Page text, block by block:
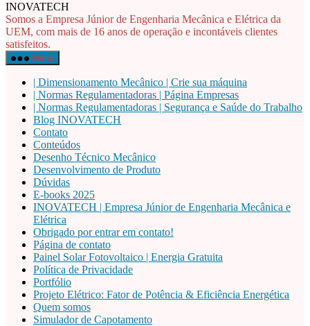
INOVATECH
Somos a Empresa Júnior de Engenharia Mecânica e Elétrica da
UEM, com mais de 16 anos de operação e incontáveis clientes
satisfeitos.
Menu
| Dimensionamento Mecânico | Crie sua máquina
| Normas Regulamentadoras | Página Empresas
| Normas Regulamentadoras | Segurança e Saúde do Trabalho
Blog INOVATECH
Contato
Conteúdos
Desenho Técnico Mecânico
Desenvolvimento de Produto
Dúvidas
E-books 2025
INOVATECH | Empresa Júnior de Engenharia Mecânica e
Elétrica
Obrigado por entrar em contato!
Página de contato
Painel Solar Fotovoltaico | Energia Gratuita
Política de Privacidade
Portfólio
Projeto Elétrico: Fator de Potência & Eficiência Energética
Quem somos
Simulador de Capotamento